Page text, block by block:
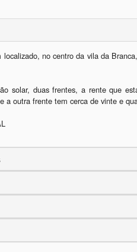
localizado, no centro da vila da
solar, duas frentes, a rente que
a outra frente tem cerca de vinte e